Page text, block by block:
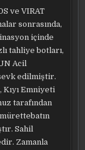
ve VIRAT
sonrasında,
içinde
tahliye botları,
Acil
edilmiştir.
Emniyeti
tarafından
Sahil
Zamanla